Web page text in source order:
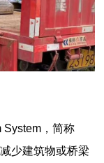
System，简称
少建筑物或桥梁